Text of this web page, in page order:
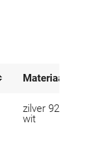
Materiaal
zilver 925/-
wit